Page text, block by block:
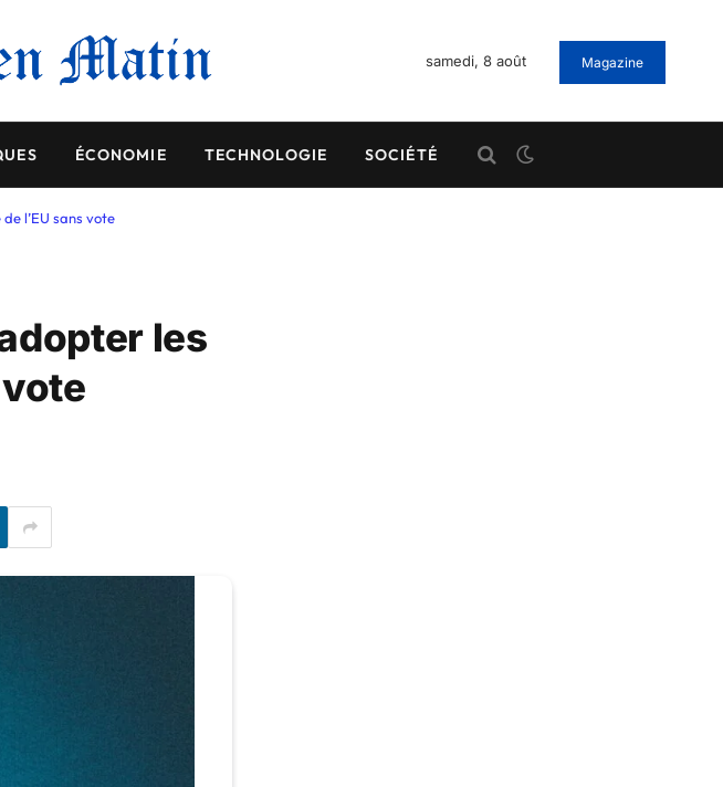
samedi, 8 août Magazine
ÉCONOMIE TECHNOLOGIE SOCIÉTÉ
l’EU sans vote
les